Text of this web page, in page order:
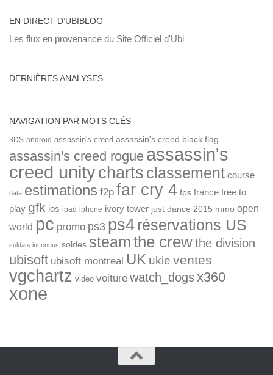
EN DIRECT D’UBIBLOG
Les flux en provenance du Site Officiel d'Ubi
DERNIÈRES ANALYSES
NAVIGATION PAR MOTS CLÉS
3DS android assassin's creed assassin's creed black flag
assassin's creed rogue assassin's
creed unitycharts classement course
data estimations f2p far cry 4 fps france free to
play gfk ios ipad iphone ivory tower just dance 2015 mmo open
world pc promo ps3 ps4réservations US
soldats inconnus soldes steamthe crewthe division
ubisoft ubisoft montreal UK ukie ventes
vgchartz video voiture watch_dogsx360
xone